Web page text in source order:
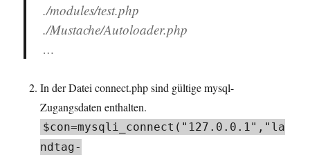
./modules/test.php
./Mustache/Autoloader.php
…
In der Datei connect.php sind gültige mysql-
Zugangsdaten enthalten.
$con=mysqli_connect("127.0.0.1","la
ndtag-